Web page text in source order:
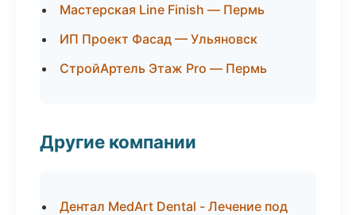
Мастерская Line Finish — Пермь
ИП Проект Фасад — Ульяновск
СтройАртель Этаж Pro — Пермь
Другие компании
Дентал MedArt Dental - Лечение под